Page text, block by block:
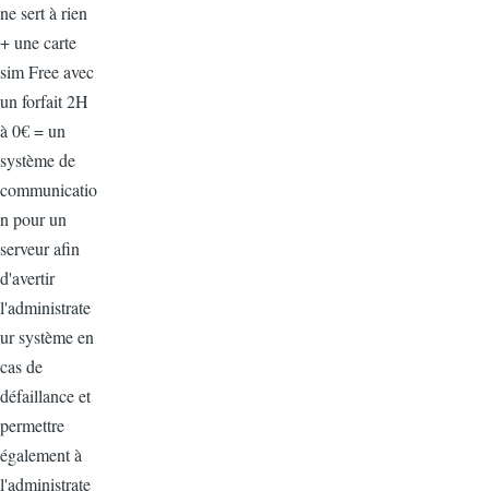
ne sert à rien
+ une carte
sim Free avec
un forfait 2H
à 0€ = un
système de
communicatio
n pour un
serveur afin
d'avertir
l'administrate
ur système en
cas de
défaillance et
permettre
également à
l'administrate